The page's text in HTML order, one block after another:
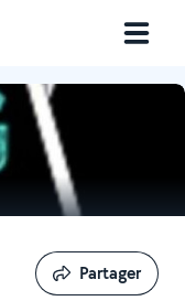
Partager
Partager